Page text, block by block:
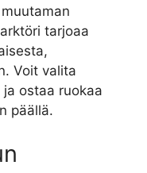
tarjoaa
Voit valita
ostaa ruokaa
päällä.